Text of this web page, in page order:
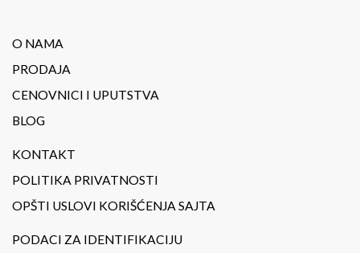
O NAMA
PRODAJA
CENOVNICI I UPUTSTVA
BLOG
KONTAKT
POLITIKA PRIVATNOSTI
OPŠTI USLOVI KORIŠĆENJA SAJTA
PODACI ZA IDENTIFIKACIJU